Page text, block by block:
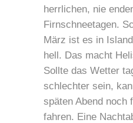
herrlichen, nie
Firnschneetagen.
März ist es in
hell. Das macht
Sollte das Wetter
schlechter sein,
späten Abend noch
fahren. Eine